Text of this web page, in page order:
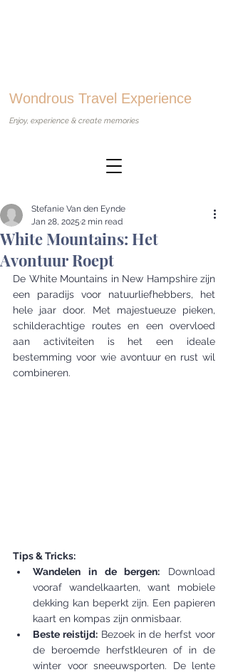
Wondrous Travel Experience
Enjoy, experience & create memories
White Mountains: Het
Avontuur Roept
Stefanie Van den Eynde
Jan 28, 2025 2 min read
De White Mountains in New Hampshire zijn
een paradijs voor natuurliefhebbers, het
hele jaar door. Met majestueuze pieken,
schilderachtige routes en een overvloed
aan activiteiten is het een ideale
bestemming voor wie avontuur en rust wil
combineren.
Tips & Tricks:
Wandelen in de bergen: Download
vooraf wandelkaarten, want mobiele
dekking kan beperkt zijn. Een papieren
kaart en kompas zijn onmisbaar.
Beste reistijd: Bezoek in de herfst voor
de beroemde herfstkleuren of in de
winter voor sneeuwsporten. De lente